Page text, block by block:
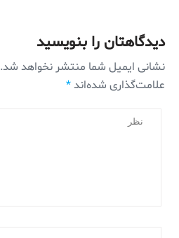
دیدگاهتان را بنویسید
نشانی ایمیل شما منتشر نخواهد شد.
علامت‌گذاری شده‌اند*